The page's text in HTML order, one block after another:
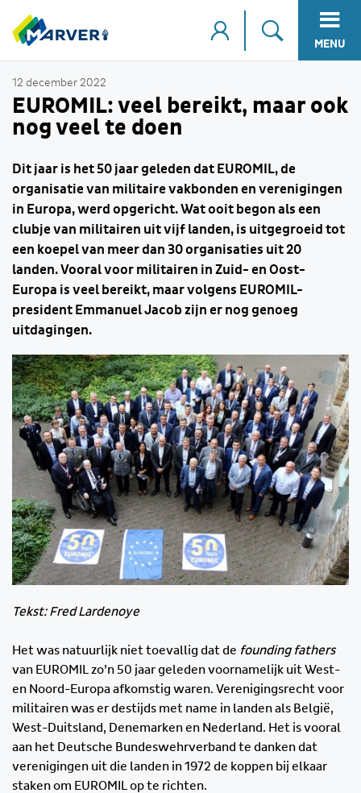
MENU
12 december 2022
EUROMIL: veel bereikt, maar ook
nog veel te doen
Dit jaar is het 50 jaar geleden dat EUROMIL, de
organisatie van militaire vakbonden en verenigingen
in Europa, werd opgericht. Wat ooit begon als een
clubje van militairen uit vijf landen, is uitgegroeid tot
een koepel van meer dan 30 organisaties uit 20
landen. Vooral voor militairen in Zuid- en Oost-
Europa is veel bereikt, maar volgens EUROMIL-
president Emmanuel Jacob zijn er nog genoeg
uitdagingen.
Tekst: Fred Lardenoye
Het was natuurlijk niet toevallig dat de founding fathers
van EUROMIL zo’n 50 jaar geleden voornamelijk uit West-
en Noord-Europa afkomstig waren. Verenigingsrecht voor
militairen was er destijds met name in landen als België,
West-Duitsland, Denemarken en Nederland. Het is vooral
aan het Deutsche Bundeswehrverband te danken dat
verenigingen uit die landen in 1972 de koppen bij elkaar
staken om EUROMIL op te richten.